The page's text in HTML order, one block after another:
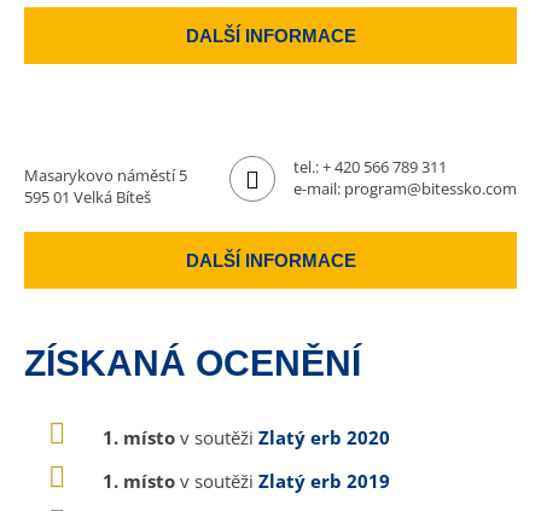
DALŠÍ INFORMACE
Masarykovo náměstí 5
595 01 Velká Bíteš
tel.:+ 420 566 789 311
e-mail: program@bitessko.com
DALŠÍ INFORMACE
ZÍSKANÁ OCENĚNÍ
1. místo v soutěži Zlatý erb 2020
1. místo v soutěži Zlatý erb 2019